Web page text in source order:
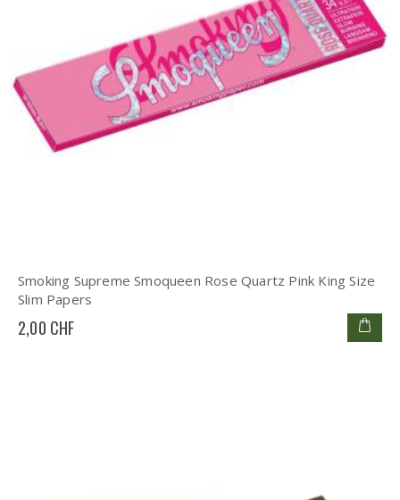
Smoking Supreme Smoqueen Rose Quartz Pink King Size
Slim Papers
2,00 CHF